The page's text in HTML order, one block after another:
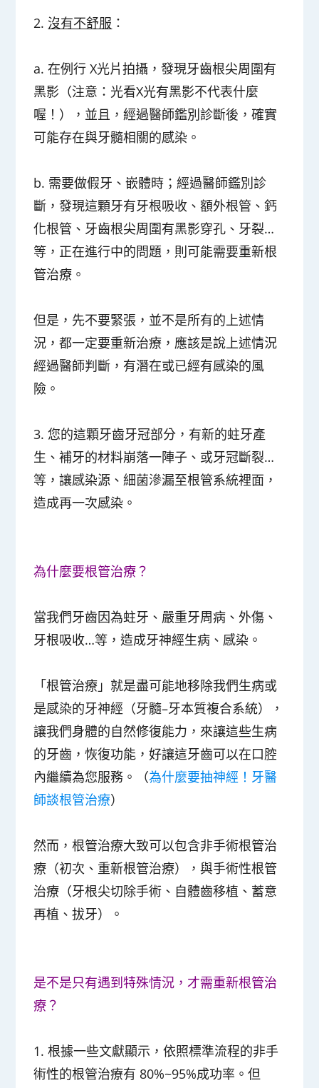
2.沒有不舒服 ：
a. 在例行 X光片拍攝，發現牙齒根尖周圍有
黑影（注意：光看X光有黑影不代表什麼
喔！），並且，經過醫師鑑別診斷後，確實
可能存在與牙髓相關的感染。
b. 需要做假牙、嵌體時；經過醫師鑑別診
斷，發現這顆牙有牙根吸收、額外根管、鈣
化根管、牙齒根尖周圍有黑影穿孔、牙裂…
等，正在進行中的問題，則可能需要重新根
管治療。
但是，先不要緊張，並不是所有的上述情
況，都一定要重新治療，應該是說上述情況
經過醫師判斷，有潛在或已經有感染的風
險。
3. 您的這顆牙齒牙冠部分，有新的蛀牙產
生、補牙的材料崩落一陣子、或牙冠斷裂…
等，讓感染源、細菌滲漏至根管系統裡面，
造成再一次感染。
為什麼要根管治療？
當我們牙齒因為蛀牙、嚴重牙周病、外傷、
牙根吸收…等，造成牙神經生病、感染。
「根管治療」就是盡可能地移除我們生病或
是感染的牙神經 （牙髓–牙本質複合系統），
讓我們身體的自然修復能力，來讓這些生病
的牙齒，恢復功能，好讓這牙齒可以在口腔
內繼續為您服務。
（為什麼要抽神經！牙醫
師談根管治療）
然而，根管治療大致可以包含非手術根管治
療 （初次、重新根管治療），與手術性根管
治療 （牙根尖切除手術、自體齒移植、蓄意
再植、拔牙）。
是不是只有遇到特殊情況，才需重新根管治
療？
1. 根據一些文獻顯示，依照標準流程的非手
術性的根管治療有 80%~95%成功率。但